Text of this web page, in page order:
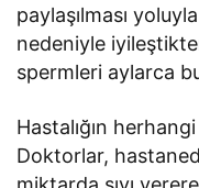
paylaşılması
nedeniyle
spermleri aylarca
Hastalığın
Doktorlar,